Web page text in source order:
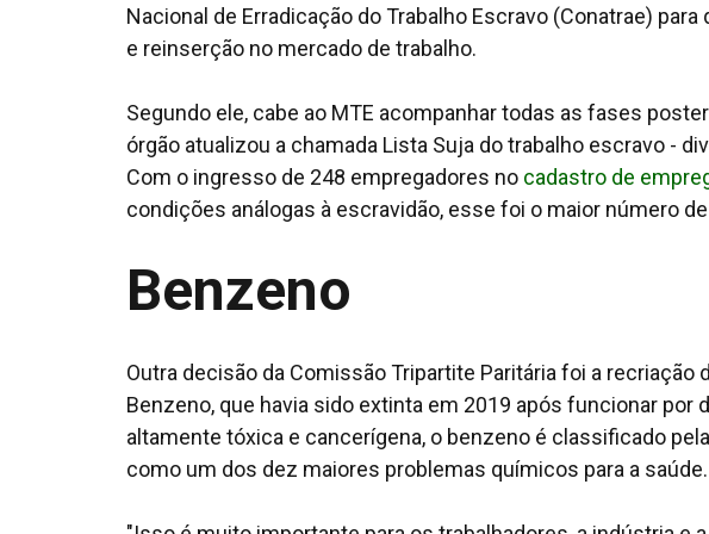
Nacional de Erradicação do Trabalho Escravo (Conatrae)
e reinserção no mercado de trabalho.
Segundo ele, cabe ao MTE acompanhar todas as fases
órgão atualizou a chamada Lista Suja do trabalho escravo -
Com o ingresso de 248 empregadores no cadastro de
condições análogas à escravidão, esse foi o maior número
Benzeno
Outra decisão da Comissão Tripartite Paritária foi a recriação
Benzeno, que havia sido extinta em 2019 após funcionar por
altamente tóxica e cancerígena, o benzeno é classificado
como um dos dez maiores problemas químicos para a saúde.